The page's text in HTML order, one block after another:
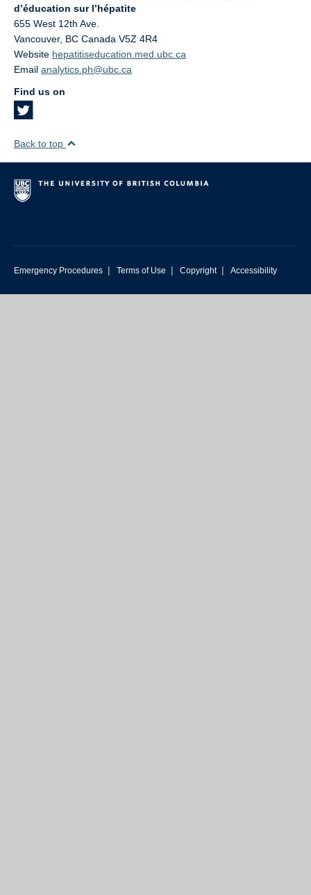
d’éducation sur l’hépatite
655 West 12th Ave.
Vancouver, BC Canada V5Z 4R4
Website hepatitiseducation.med.ubc.ca
Email analytics.ph@ubc.ca
Find us on
Back to top
Emergency Procedures | Terms of Use | Copyright | Accessibility